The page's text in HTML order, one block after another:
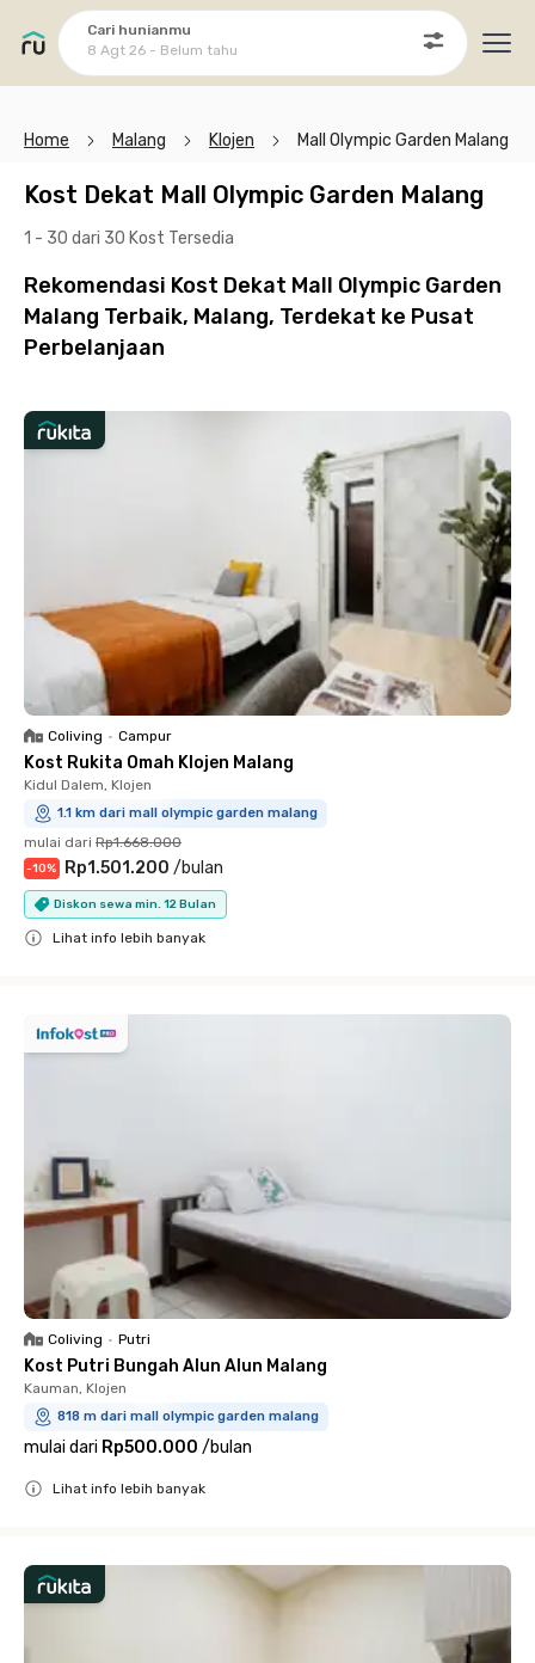
Cari hunianmu
8 Agt 26 - Belum tahu
Home Malang Klojen Mall Olympic Garden Malang
Kost Dekat Mall Olympic Garden Malang
1 - 30 dari 30 Kost Tersedia
Rekomendasi Kost Dekat Mall Olympic Garden
Malang Terbaik, Malang, Terdekat ke Pusat
Perbelanjaan
Coliving • Campur
Kost Rukita Omah Klojen Malang
Kidul Dalem, Klojen
1.1 km dari mall olympic garden malang
mulai dari Rp1.668.000
-10% Rp1.501.200 /bulan
Diskon sewa min. 12 Bulan
Lihat info lebih banyak
Coliving • Putri
Kost Putri Bungah Alun Alun Malang
Kauman, Klojen
818 m dari mall olympic garden malang
mulai dari Rp500.000 /bulan
Lihat info lebih banyak